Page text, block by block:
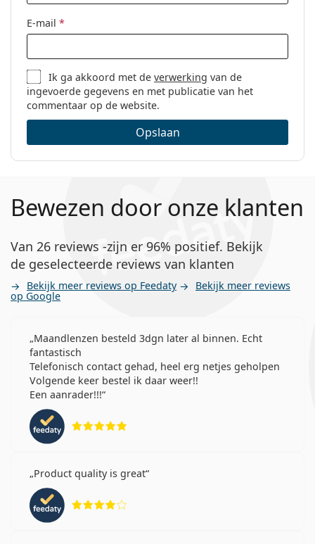
E-mail *
Ik ga akkoord met deverwerking van de
ingevoerde gegevens en met publicatie van het
commentaar op de website.
Opslaan
Bewezen door onze klanten
Van 26 reviews -zijn er 96% positief. Bekijk
de geselecteerde reviews van klanten
Bekijk meer reviews op Feedaty Bekijk meer reviews
op Google
Maandlenzen besteld 3dgn later al binnen. Echt
fantastisch
Telefonisch contact gehad, heel erg netjes geholpen
Volgende keer bestel ik daar weer!!
Een aanrader!!!
Product quality is great